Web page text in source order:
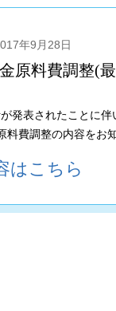
年9月28日
原料費調整(
発表されたことに
料費調整の内容をお
はこちら